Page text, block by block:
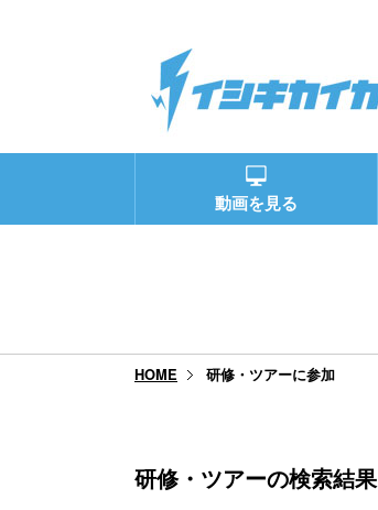
動画を見る
HOME 研修・ツアーに参加
研修・ツアーの検索結果